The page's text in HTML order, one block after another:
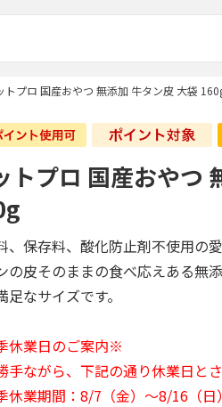
トプロ 国産おやつ 無添加 牛タン皮 大袋
トプロ 国産おやつ
、保存料、酸化防止剤不使用の
の皮そのままの食べ応えある無
足なサイズです。
休業日のご案内※
手ながら、下記の通り休業日と
休業期間：8/7（金）～8/16（日）